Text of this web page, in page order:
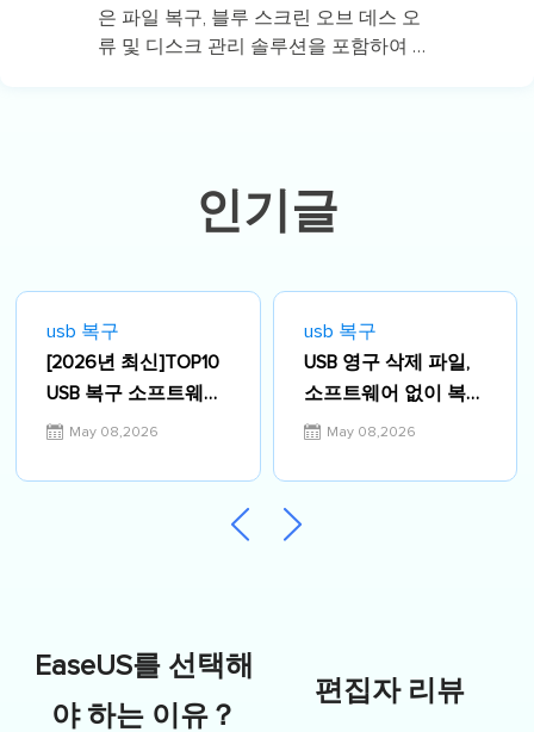
은 파일 복구, 블루 스크린 오브 데스 오
류 및 디스크 관리 솔루션을 포함하여 가
인기글
usb 복구
[2026년 최신]TOP10
USB 복구 소프트웨어
소개 및 장단점 비교
May 08,2026
usb 복구
USB 영구 삭제 파일,
소프트웨어 없이 복구
할 수 있을까? 2026
May 08,2026
EaseUS를 선택해
야 하는 이유？
편집자 리뷰